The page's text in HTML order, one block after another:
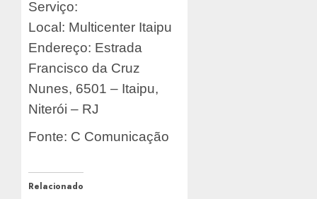
Serviço:
Local: Multicenter Itaipu
Endereço: Estrada
Francisco da Cruz
Nunes, 6501 – Itaipu,
Niterói – RJ
Fonte: C Comunicação
Relacionado